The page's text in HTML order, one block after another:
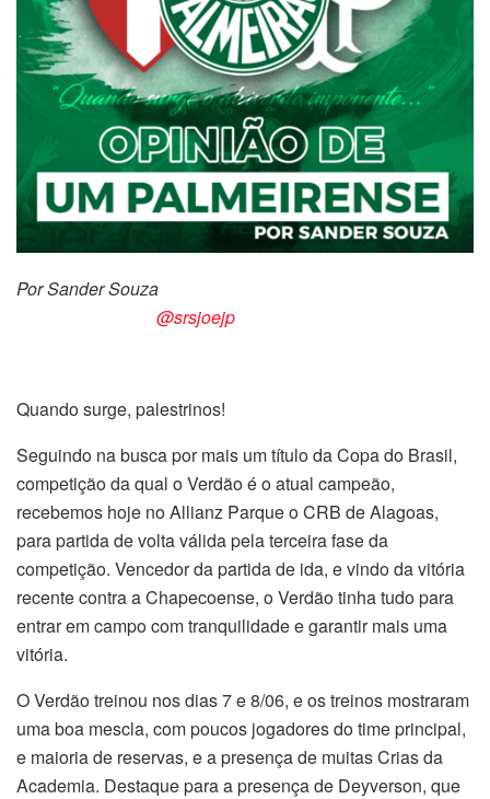
Por Sander Souza
@srsjoejp
Quando surge, palestrinos!
Seguindo na busca por mais um título da Copa do Brasil,
competição da qual o Verdão é o atual campeão,
recebemos hoje no Allianz Parque o CRB de Alagoas,
para partida de volta válida pela terceira fase da
competição. Vencedor da partida de ida, e vindo da vitória
recente contra a Chapecoense, o Verdão tinha tudo para
entrar em campo com tranquilidade e garantir mais uma
vitória.
O Verdão treinou nos dias 7 e 8/06, e os treinos mostraram
uma boa mescla, com poucos jogadores do time principal,
e maioria de reservas, e a presença de muitas Crias da
Academia. Destaque para a presença de Deyverson, que